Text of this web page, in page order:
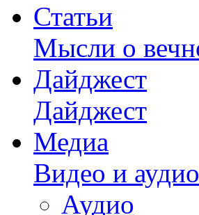
Статьи
Мысли о
Дайджест
Дайджест
Медиа
Видео и аудио
Аудио